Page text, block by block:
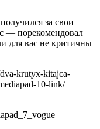
за свои
— порекомендовал
для вас не критичны
krutyx-kitajca-
10-link/